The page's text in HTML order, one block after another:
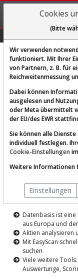
AKTIEN-
Die
TraderFox
Datenbasis ist
aus Europa und
Aktien analysieren
Mit EasyScan
suchen
Viele weitere
Auswertunge,
Cookies
(Bitte
Wir verwenden
funktioniert. Mit Ihrer
von Partnern, z. B. für
Reichweitenmessung
Dabei können
ausgelesen und
oder Meta übermittelt
der EU/des EWR
Sie können alle
individuell festlegen.
Cookie-Einstellungen
Weitere Informationen
Einstellungen